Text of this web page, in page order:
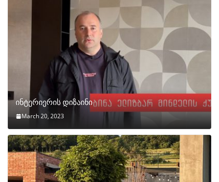
ინტერიერის დიზაინი
March 20, 2023